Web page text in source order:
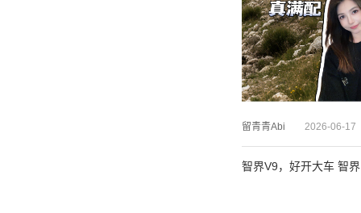
留青青Abi 2026-06-17
智界V9，好开大车 智界